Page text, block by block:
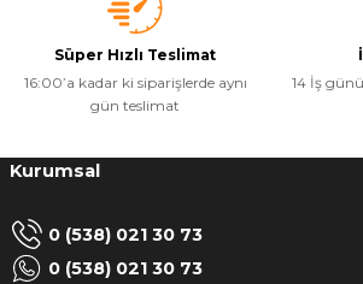
Süper Hızlı Teslimat
16:00’a kadar ki siparişlerde aynı
gün teslimat
14 İş
Kurumsal
0 (538) 021 30 73
0 (538) 021 30 73